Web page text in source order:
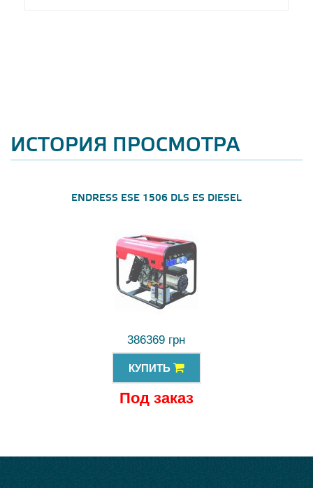
ИСТОРИЯ ПРОСМОТРА
ENDRESS ESE 1506 DLS ES DIESEL
386369 грн
КУПИТЬ
Под заказ